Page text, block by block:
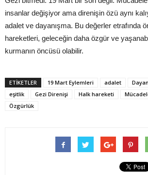
insanlar değişiyor ama direnişin özü aynı
adalet ve dayanışma. Bu değerler etrafında
hareketleri, geleceğin daha özgür ve
kurmanın öncüsü olabilir.
ETIKETLER 19 Mart Eylemleri adalet
eşitlik
Gezi Direnişi Halk hareketi
Özgürlük